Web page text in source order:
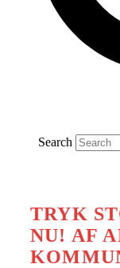
Search
TRYK
NU! AF